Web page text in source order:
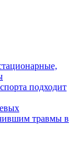
подходит
травмы в